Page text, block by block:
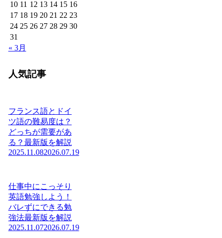
10 11 12 13 14 15 16
17 18 19 20 21 22 23
24 25 26 27 28 29 30
31
« 3月
人気記事
フランス語とドイ
ツ語の難易度は？
どっちが需要があ
る？最新版を解説
2025.11.082026.07.19
仕事中にこっそり
英語勉強しよう！
バレずにできる勉
強法最新版を解説
2025.11.072026.07.19